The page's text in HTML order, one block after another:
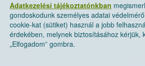
Adatkezelési tájékoztatónkban
gondoskodunk személyes adatai
cookie-kat (sütiket) használ a jobb
érdekében, melynek biztosításához kérjük,
„Elfogadom” gombra.